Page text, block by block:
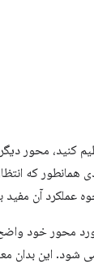
کنید، محور
که انتظار
عملکرد آن مفید
محور خود
شود. این بدان